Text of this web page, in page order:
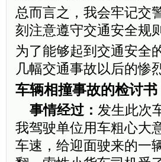
总而言之，我会牢记交
刻注意遵守交通安全规
为了能够起到交通安全
几幅交通事故以后的惨
车辆相撞事故的检讨书
事情经过： 发生此次
我驾驶单位用车粗心大
车速，给迎面驶来的一